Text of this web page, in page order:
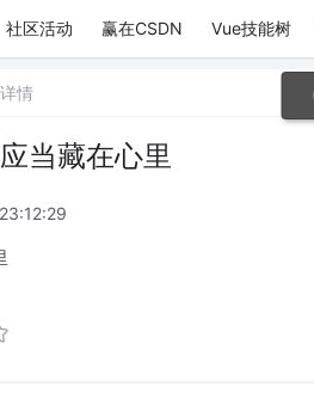
社区活动 赢在CSDN Vue技能树
情
当藏在心里